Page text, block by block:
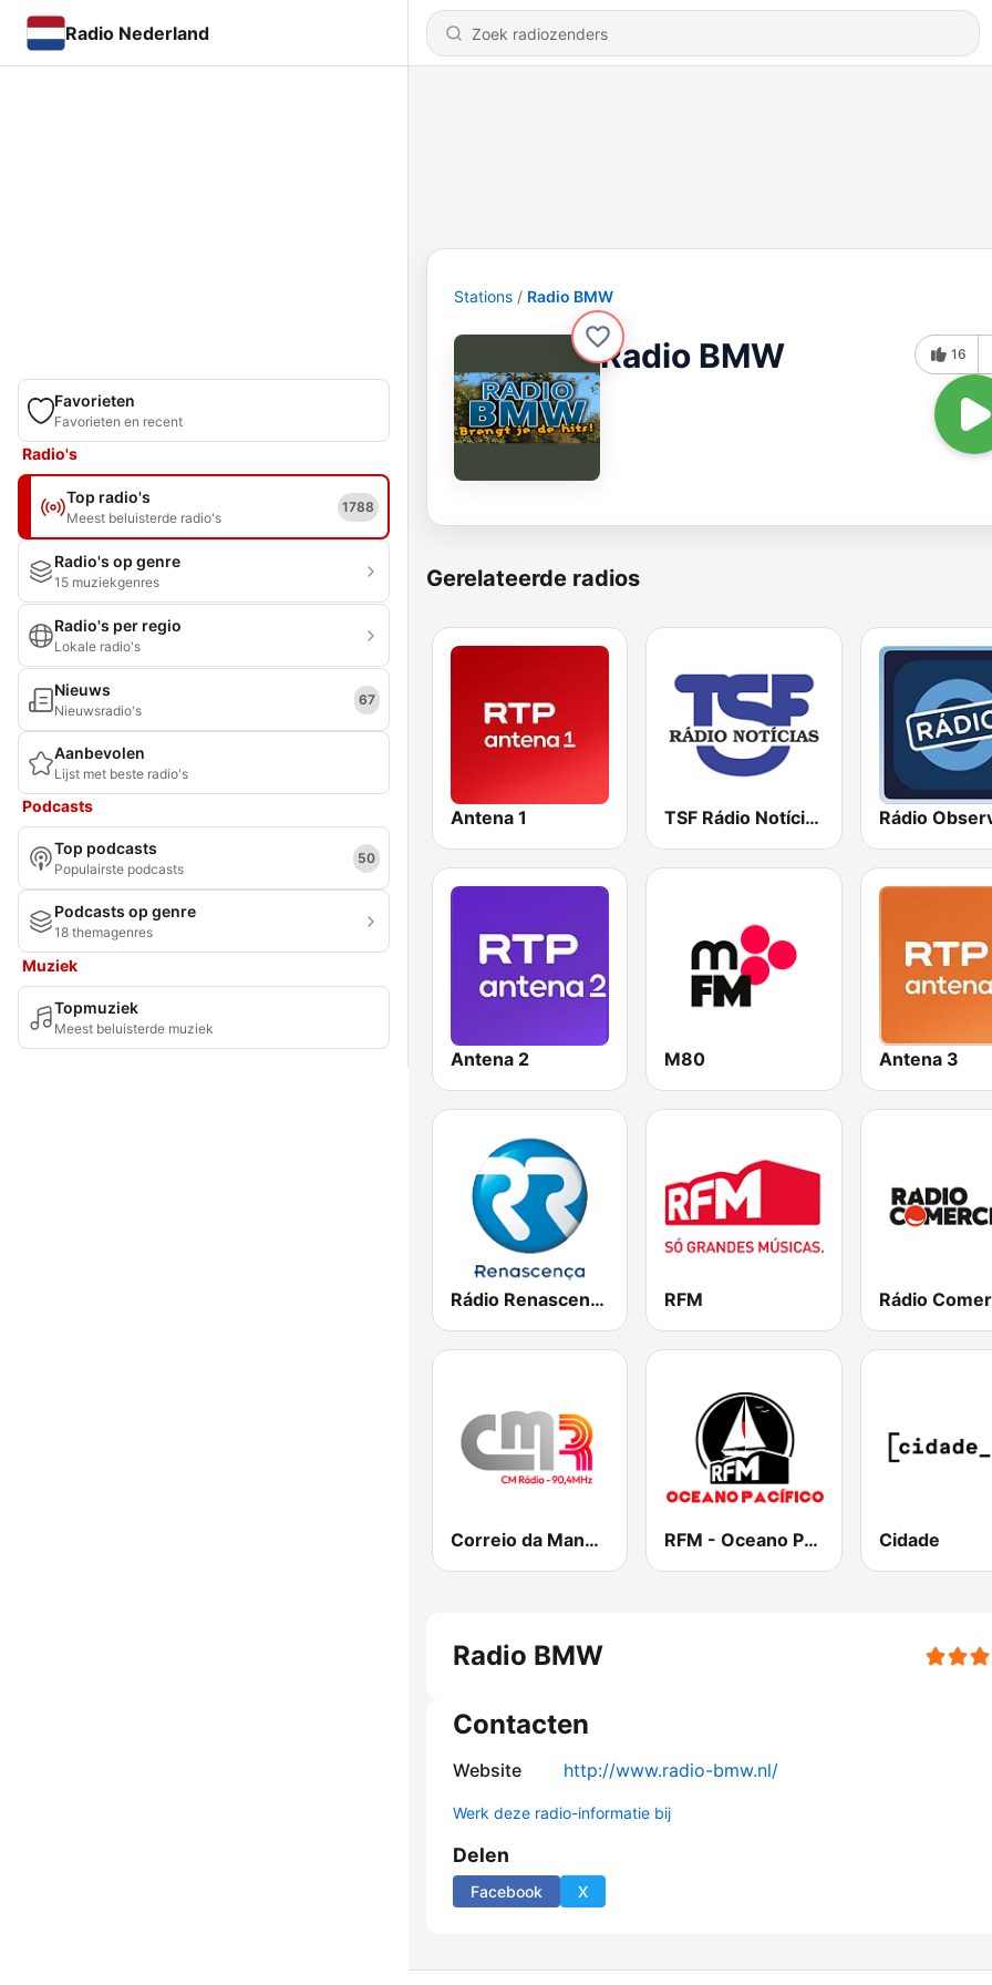
Radio Nederland
Favorieten
Favorieten en recent
Radio's
Top radio's
Meest beluisterde radio's
1788
Radio's op genre
15 muziekgenres
Radio's per regio
Lokale radio's
Nieuws
Nieuwsradio's
67
Aanbevolen
Lijst met beste radio's
Podcasts
Top podcasts
Populairste podcasts
50
Podcasts op genre
18 themagenres
Muziek
Topmuziek
Meest beluisterde muziek
Stations Radio BMW
Radio BMW 16
Gerelateerde radios
Antena 1 TSF Rádio Notícias Rádio
Antena 2 M80 Antena 3
Rádio Renascença RFM Rádio
Correio da Manhã Rádio RFM - Oceano Pacífico Online Cidade
Radio BMW
Contacten
Website http://www.radio-bmw.nl/
Werk deze radio-informatie bij
Delen
Facebook X